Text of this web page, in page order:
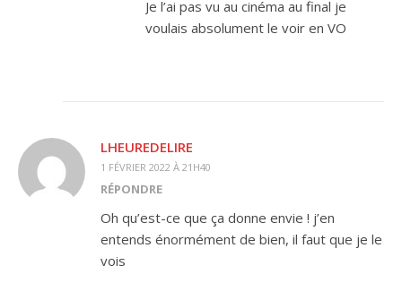
Je l’ai pas vu au cinéma au final je
voulais absolument le voir en VO
LHEUREDELIRE
1 FÉVRIER 2022 À 21H40
RÉPONDRE
Oh qu’est-ce que ça donne envie ! j’en
entends énormément de bien, il faut que je le
vois